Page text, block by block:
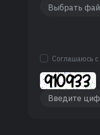
Соглашаюсь с